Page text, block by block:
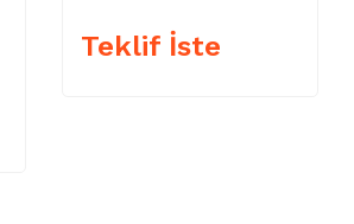
Teklif İste